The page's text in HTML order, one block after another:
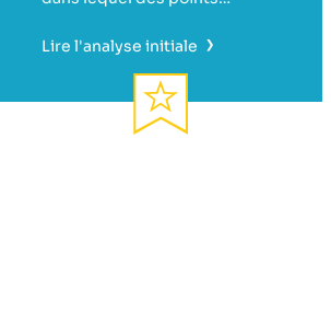
Lire l'analyse initiale ›